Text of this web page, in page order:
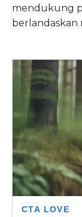
mendukung
berlandaskan